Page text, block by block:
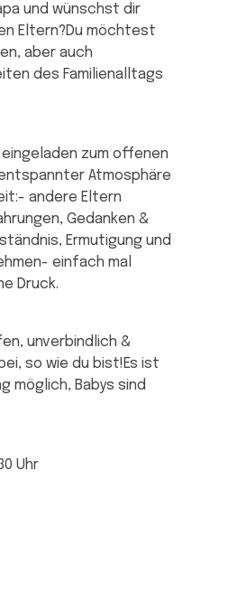
und wünschst dir
Eltern?Du möchtest
aber auch
des Familienalltags
zum offenen
Atmosphäre
andere Eltern
Gedanken &
Ermutigung und
einfach mal
Druck.
unverbindlich &
so wie du bist!Es ist
möglich, Babys sind
Uhr